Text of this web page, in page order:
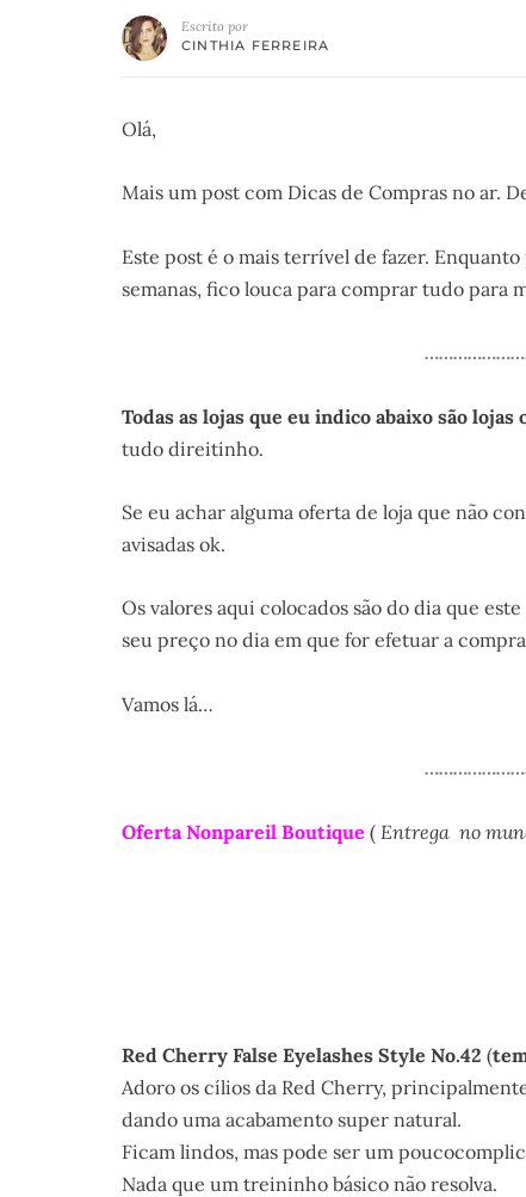
Escrito por
CINTHIA FERREIRA
Olá,
Mais um post com Dicas de Compras no ar.
Este post é o mais terrível de fazer.
semanas, fico louca para comprar tudo para
Todas as lojas que eu indico abaixo são
tudo direitinho.
Se eu achar alguma oferta de loja que não
avisadas ok.
Os valores aqui colocados são do dia que
seu preço no dia em que for efetuar a
Vamos lá…
Oferta Nonpareil Boutique ( Entrega no
Red Cherry False Eyelashes Style No.42 (
Adoro os cílios da Red Cherry,
dando uma acabamento super natural.
Ficam lindos, mas pode ser um
Nada que um treininho básico não resolva.